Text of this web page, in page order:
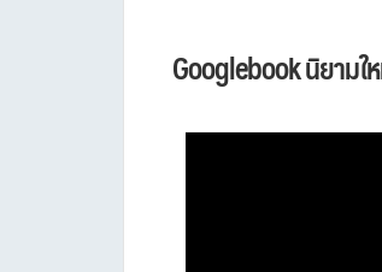
Googlebook นิยาม